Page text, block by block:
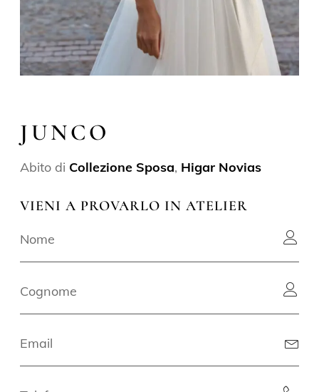
JUNCO
Abito di Collezione Sposa, Higar Novias
VIENI A PROVARLO IN ATELIER